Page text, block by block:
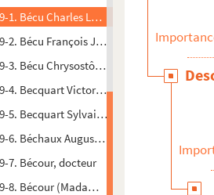
1. Bécu Charles Louis Jos, curé
2. Bécu François Joseph, médecin
3. Bécu Chrysostôme, journaliste
4. Becquart Victor Auguste Joseph,
5. Becquart Sylvain, marchand de ballons
6. Béchaux Auguste, professeur
7. Bécour, docteur
8. Bécour (Madame), Claude Grendel